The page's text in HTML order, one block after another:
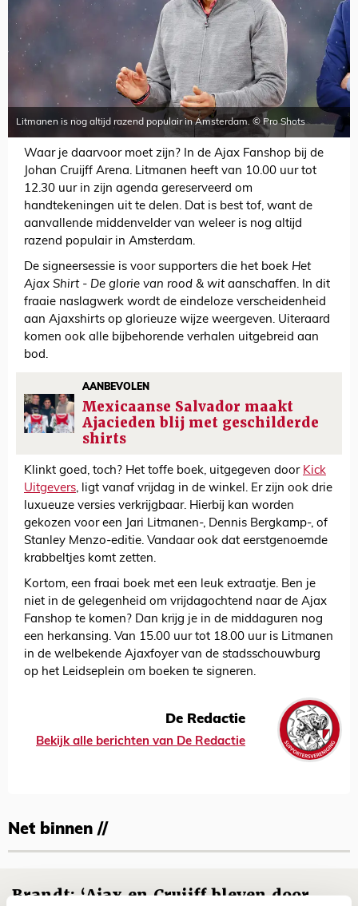
Litmanen is nog altijd razend populair in Amsterdam. © Pro Shots
Waar je daarvoor moet zijn? In de Ajax Fanshop bij de
Johan Cruijff Arena. Litmanen heeft van 10.00 uur tot
12.30 uur in zijn agenda gereserveerd om
handtekeningen uit te delen. Dat is best tof, want de
aanvallende middenvelder van weleer is nog altijd
razend populair in Amsterdam.
De signeersessie is voor supporters die het boek Het
Ajax Shirt - De glorie van rood & witaanschaffen. In dit
fraaie naslagwerk wordt de eindeloze verscheidenheid
aan Ajaxshirts op glorieuze wijze weergeven. Uiteraard
komen ook alle bijbehorende verhalen uitgebreid aan
bod.
AANBEVOLEN
Mexicaanse Salvador maakt
Ajacieden blij met geschilderde
shirts
Klinkt goed, toch? Het toffe boek, uitgegeven door Kick
Uitgevers, ligt vanaf vrijdag in de winkel. Er zijn ook drie
luxueuze versies verkrijgbaar. Hierbij kan worden
gekozen voor een Jari Litmanen-, Dennis Bergkamp-, of
Stanley Menzo-editie. Vandaar ook dat eerstgenoemde
krabbeltjes komt zetten.
Kortom, een fraai boek met een leuk extraatje. Ben je
niet in de gelegenheid om vrijdagochtend naar de Ajax
Fanshop te komen? Dan krijg je in de middaguren nog
een herkansing. Van 15.00 uur tot 18.00 uur is Litmanen
in de welbekende Ajaxfoyer van de stadsschouwburg
op het Leidseplein om boeken te signeren.
De Redactie
Bekijk alle berichten van De Redactie
Net binnen //
Brandt: ‘Ajax en Cruijff bleven door